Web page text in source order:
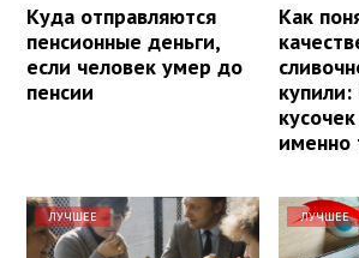
Куда отправляются
пенсионные деньги,
если человек умер до
пенсии
Как
купили:
именно
ЛУЧШЕЕ ЛУЧШЕЕ